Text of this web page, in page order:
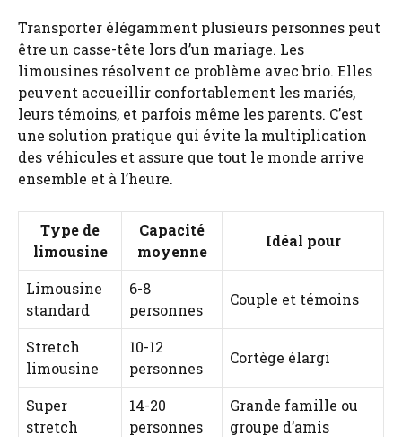
Transporter élégamment plusieurs personnes peut
être un casse-tête lors d’un mariage. Les
limousines résolvent ce problème avec brio. Elles
peuvent accueillir confortablement les mariés,
leurs témoins, et parfois même les parents. C’est
une solution pratique qui évite la multiplication
des véhicules et assure que tout le monde arrive
ensemble et à l’heure.
Type de
limousine
Capacité
moyenne
Idéal pour
Limousine
standard
6-8
personnes
Couple et témoins
Stretch
limousine
10-12
personnes
Cortège élargi
Super
stretch
14-20
personnes
Grande famille ou
groupe d’amis